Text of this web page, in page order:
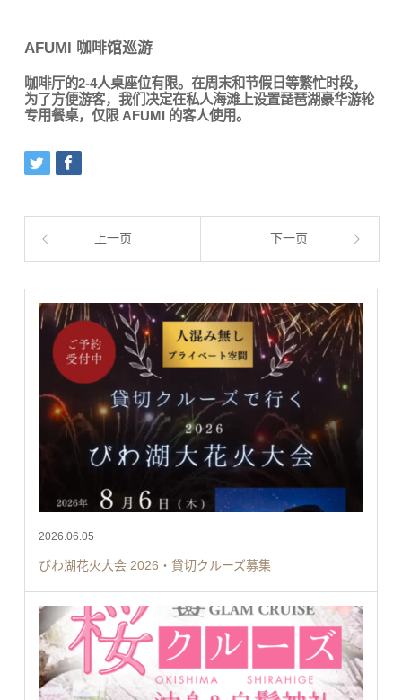
AFUMI 咖啡馆巡游
咖啡厅的2-4人桌座位有限。在周末和节假日等繁忙时段，
为了方便游客，我们决定在私人海滩上设置琵琶湖豪华游轮
专用餐桌，仅限 AFUMI 的客人使用。
上一页 下一页
2026.06.05
びわ湖花火大会 2026・貸切クルーズ募集